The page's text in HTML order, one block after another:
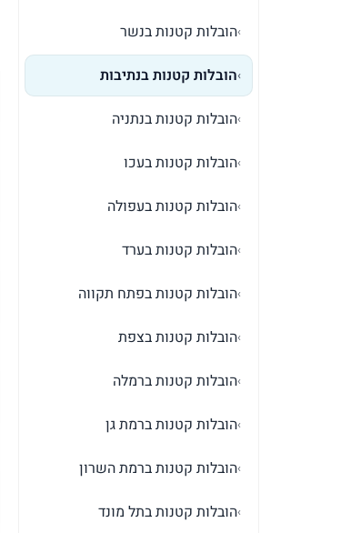
›הובלות קטנות בנשר
›הובלות קטנות בנתיבות
›הובלות קטנות בנתניה
›הובלות קטנות בעכו
›הובלות קטנות בעפולה
›הובלות קטנות בערד
›הובלות קטנות בפתח תקווה
›הובלות קטנות בצפת
›הובלות קטנות ברמלה
›הובלות קטנות ברמת גן
›הובלות קטנות ברמת השרון
›הובלות קטנות בתל מונד